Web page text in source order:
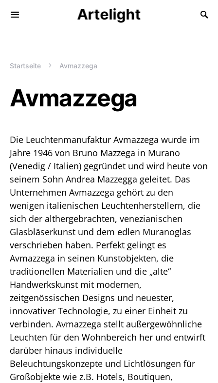
Artelight
Startseite Avmazzega
Avmazzega
Die Leuchtenmanufaktur Avmazzega wurde im
Jahre 1946 von Bruno Mazzega in Murano
(Venedig / Italien) gegründet und wird heute von
seinem Sohn Andrea Mazzegga geleitet. Das
Unternehmen Avmazzega gehört zu den
wenigen italienischen Leuchtenherstellern, die
sich der althergebrachten, venezianischen
Glasbläserkunst und dem edlen Muranoglas
verschrieben haben. Perfekt gelingt es
Avmazzega in seinen Kunstobjekten, die
traditionellen Materialien und die „alte“
Handwerkskunst mit modernen,
zeitgenössischen Designs und neuester,
innovativer Technologie, zu einer Einheit zu
verbinden. Avmazzega stellt außergewöhnliche
Leuchten für den Wohnbereich her und entwirft
darüber hinaus individuelle
Beleuchtungskonzepte und Lichtlösungen für
Großobjekte wie z.B. Hotels, Boutiquen,